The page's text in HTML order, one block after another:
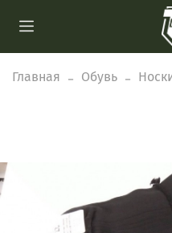
Главная Обувь